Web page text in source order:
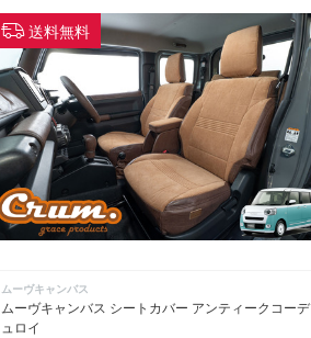
送料無料
ムーヴキャンバス
ムーヴキャンバス シートカバー アンティークコーデ
ュロイ